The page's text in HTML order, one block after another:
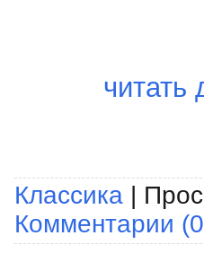
читать
Классика |
Комментарии